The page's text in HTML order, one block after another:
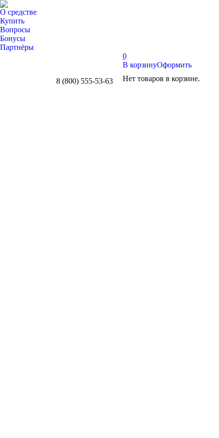
О средстве
Купить
Вопросы
Бонусы
Партнёры
Вконтакте8 (800) 555-53-63
0
В корзинуОформить
Нет товаров в корзине.